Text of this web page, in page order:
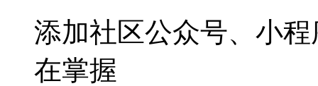
添加社区公众号、小
在掌握